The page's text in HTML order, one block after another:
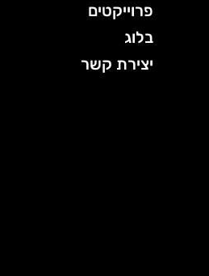
פרוייקטים
בלוג
יצירת קשר